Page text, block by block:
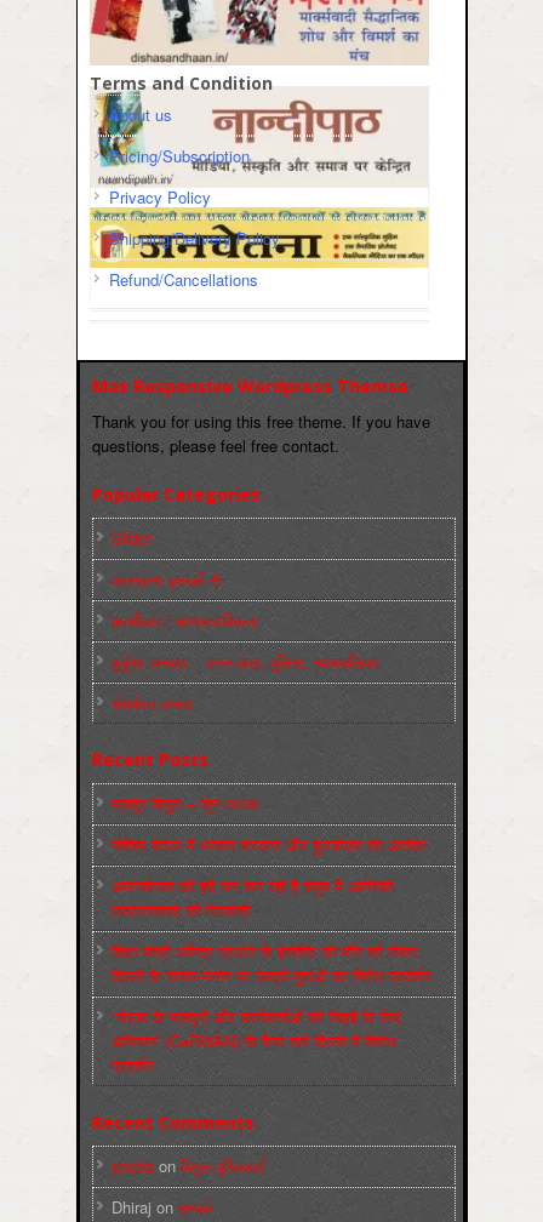
Terms and Condition
About us
Pricing/Subscription
Privacy Policy
Shipping/Delivery Policy
Refund/Cancellations
Max Responsive Wordpress Themse
Thank you for using this free theme. If you have
questions, please feel free contact.
Popular Categories
Slider
कारख़ाना इलाक़ों से
फ़ासीवाद / साम्‍प्रदायिकता
बुर्जुआ जनवाद – दमन तंत्र, पुलिस, न्‍यायपालिका
संघर्षरत जनता
Recent Posts
मज़दूर बिगुल – जून 2026
पश्चिम बंगाल में भाजपा सरकार और बुलडोज़र का आतंक!
अमानवीयता की हदें पार कर रही है क्यूबा में अमेरिकी
साम्राज्यवाद की घेराबन्दी
शिक्षा मंत्री धर्मेन्द्र प्रधान के इस्तीफ़े की माँग को लेकर
दिल्ली के जन्तर-मन्तर पर छात्रों-युवाओं का विरोध प्रदर्शन
‘नोएडा के मज़दूरों और कार्यकर्ताओं की रिहाई के लिए
अभियान’ (CaRWAN) के बैनर तले दिल्ली में विरोध
प्रदर्शन
Recent Comments
sneha on बिगुल पुस्तिकाएँ
Dhiraj on सम्पर्क